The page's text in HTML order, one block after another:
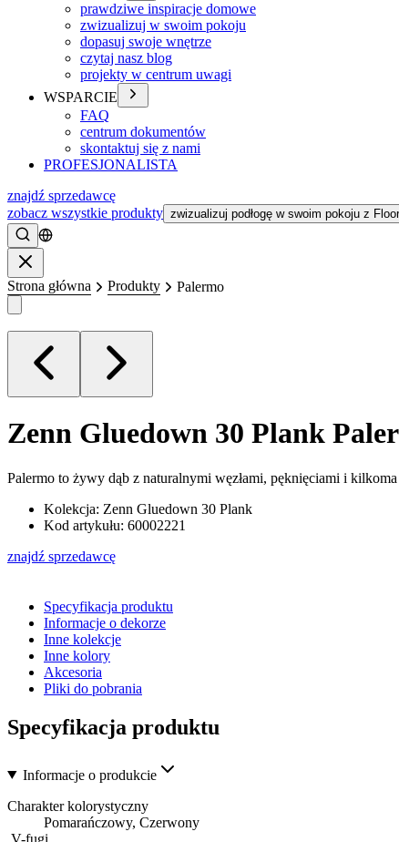
prawdziwe inspiracje domowe
zwizualizuj w swoim pokoju
dopasuj swoje wnętrze
czytaj nasz blog
projekty w centrum uwagi
WSPARCIE
FAQ
centrum dokumentów
skontaktuj się z nami
PROFESJONALISTA
znajdź sprzedawcę
zobacz wszystkie produkty zwizualizuj podłogę w swoim pokoju z
Szukać
Strona główna Produkty Palermo
Zenn Gluedown 30 Plank
Palermo to żywy dąb z naturalnymi węzłami, pęknięciami i
Kolekcja: Zenn Gluedown 30 Plank
Kod artykułu: 60002221
znajdź sprzedawcę
Specyfikacja produktu
Informacje o dekorze
Inne kolekcje
Inne kolory
Akcesoria
Pliki do pobrania
Specyfikacja produktu
Informacje o produkcie
Charakter kolorystyczny
Pomarańczowy, Czerwony
V-fugi